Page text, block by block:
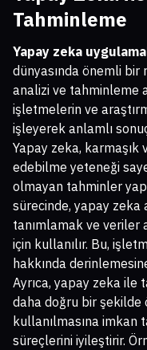
Tahminleme
Yapay zeka
dünyasında önemli bir
analizi ve tahminleme
işletmelerin ve
işleyerek anlamlı
Yapay zeka, karmaşık
edebilme yeteneği
olmayan tahminler
sürecinde, yapay zeka
tanımlamak ve veriler
için kullanılır. Bu,
hakkında
Ayrıca, yapay zeka ile
daha doğru bir şekilde
kullanılmasına imkan
süreçlerini iyileştirir.